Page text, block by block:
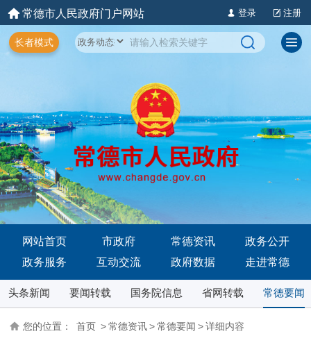
常德市人民政府门户网站 登录 注册
长者模式
网站首页 市政府 常德资讯
政务公开
政务服务
互动交流 政府数据 走进常德
头条新闻 要闻转载 国务院信息 省网转载 常德要闻
您的位置： 首页 > 常德资讯 > 常德要闻 > 详细内容